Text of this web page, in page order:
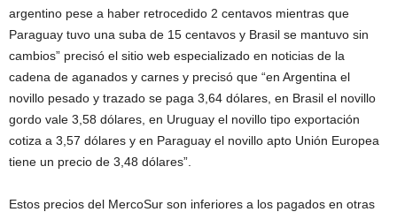
argentino pese a haber retrocedido 2 centavos mientras que
Paraguay tuvo una suba de 15 centavos y Brasil se mantuvo sin
cambios” precisó el sitio web especializado en noticias de la
cadena de aganados y carnes y precisó que “en Argentina el
novillo pesado y trazado se paga 3,64 dólares, en Brasil el novillo
gordo vale 3,58 dólares, en Uruguay el novillo tipo exportación
cotiza a 3,57 dólares y en Paraguay el novillo apto Unión Europea
tiene un precio de 3,48 dólares”.
Estos precios del MercoSur son inferiores a los pagados en otras